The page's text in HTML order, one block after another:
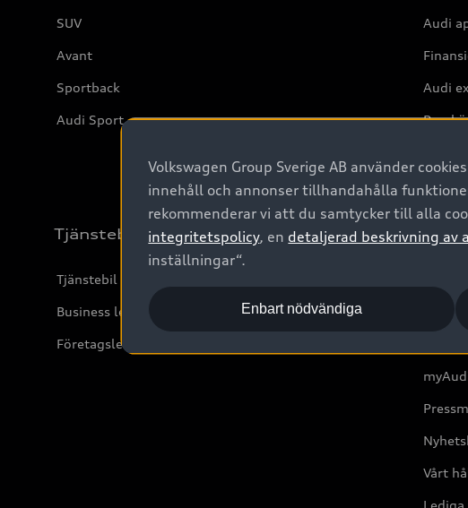
SUV
Avant
Sportback
Audi Sport
Audi
Audi
Tjänstebil
Tjänstebil
Business lease online
Företagsleasing
Om
Boka
Vårt
Volkswagen Group Sverige AB använder
innehåll och annonser tillhandahålla
rekommenderar vi att du samtycker till alla
integritetspolicy, en detaljerad beskrivning av
inställningar“.
Enbart nödvändiga